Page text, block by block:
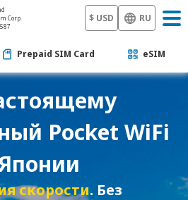
Corp.
$ USD RU
Prepaid SIM Card eSIM
Pocket WiFi
скорости. Без